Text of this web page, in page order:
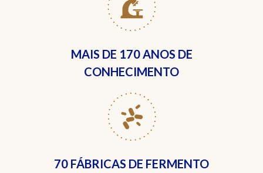
MAIS DE 170 ANOS DE
CONHECIMENTO
70 FÁBRICAS DE FERMENTO